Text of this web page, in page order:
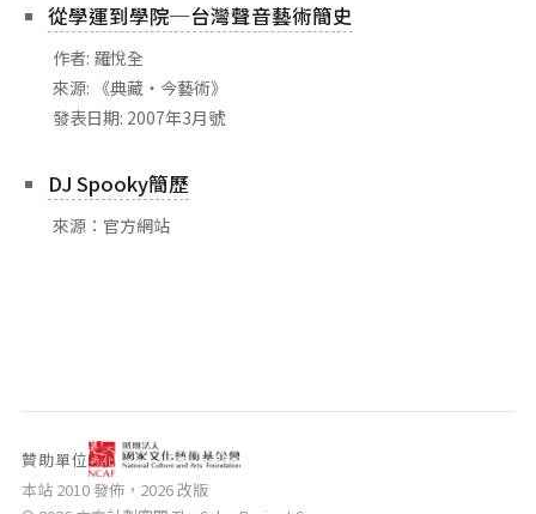
從學運到學院─台灣聲音藝術簡史
作者: 羅悅全
來源: 《典藏‧今藝術》
發表日期: 2007年3月號
DJ Spooky簡歷
來源：官方網站
贊助單位
本站 2010 發佈，2026 改版